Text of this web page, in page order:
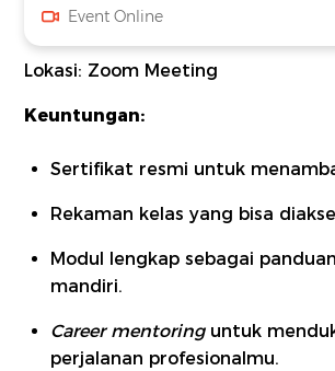
Event Online
Lokasi: Zoom Meeting
Keuntungan:
Sertifikat resmi untuk
Rekaman kelas yang bisa
Modul lengkap sebagai
mandiri.
Career mentoringuntuk
perjalanan profesionalmu.